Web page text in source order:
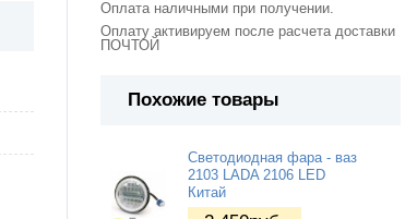
Оплата наличными при получении.
Оплату активируем после расчета доставки
ПОЧТОЙ
Похожие товары
Светодиодная фара - ваз
2103 LADA 2106 LED
Китай